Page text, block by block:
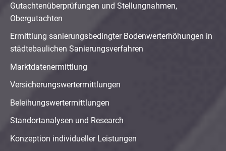
Gutachtenüberprüfungen und Stellungnahmen,
Obergutachten
Ermittlung sanierungsbedingter Bodenwerterhöhungen in
städtebaulichen Sanierungsverfahren
Marktdatenermittlung
Versicherungswertermittlungen
Beleihungswertermittlungen
Standortanalysen und Research
Konzeption individueller Leistungen